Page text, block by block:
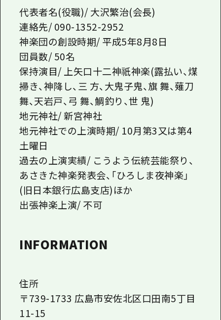
代表者名(役職)/ 大沢繁治(会長)
連絡先/ 090-1352-2952
神楽団の創設時期/ 平成5年8月8日
団員数/ 50名
保持演目/ 上矢口十二神祇神楽(露払い、煤
掃き、神降し、三 方、大鬼子鬼、旗 舞、薙刀
舞、天岩戸、弓 舞、鯛釣り、世 鬼)
地元神社/ 新宮神社
地元神社での上演時期/ 10月第3又は第4
土曜日
過去の上演実績/ こうよう伝統芸能祭り、
あさきた神楽発表会、「ひろしま夜神楽」
(旧日本銀行広島支店)ほか
出張神楽上演/ 不可
INFORMATION
住所
〒739-1733 広島市安佐北区口田南5丁目
11-15